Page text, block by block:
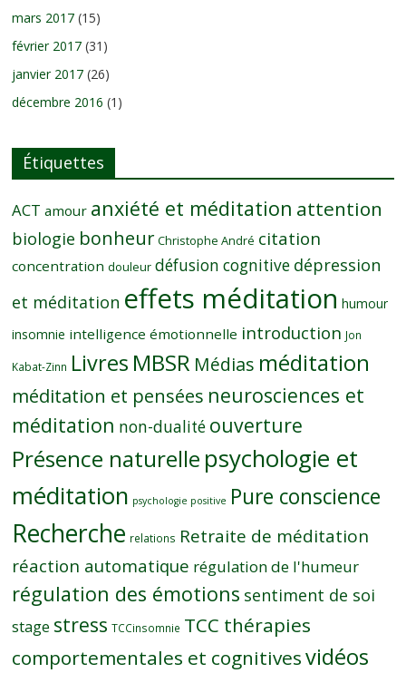
mars 2017 (15)
février 2017 (31)
janvier 2017 (26)
décembre 2016 (1)
Étiquettes
ACT amour anxiété et méditation attention
biologie bonheur Christophe André citation
concentration douleur défusion cognitive dépression
et méditation effets méditation humour
insomnie intelligence émotionnelle introduction Jon
Kabat-Zinn Livres MBSR Médias méditation
méditation et pensées neurosciences et
méditation non-dualité ouverture
Présence naturelle psychologie et
méditation psychologie positive Pure conscience
Recherche relations Retraite de méditation
réaction automatique régulation de l'humeur
régulation des émotions sentiment de soi
stage stress TCCinsomnie TCC thérapies
comportementales et cognitivesvidéos